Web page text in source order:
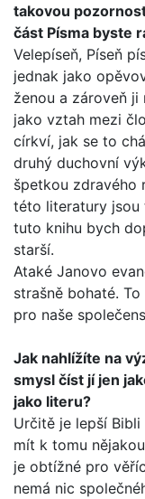
takovou
část Písma byste
Velepíseň, Píseň
jednak jako
ženou a zároveň
jako vztah mezi
církví, jak se to
druhý duchovní
špetkou zdravého
této literatury jsou
tuto kni­hu bych
starší.
Ataké Janovo
strašně bohaté.
pro naše
Jak nahlížíte na
smysl číst jí jen
jako lite­ru?
Určitě je lepší
mít k tomu
je obtížné pro
nemá nic